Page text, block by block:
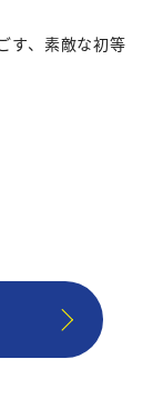
す、素敵な初等